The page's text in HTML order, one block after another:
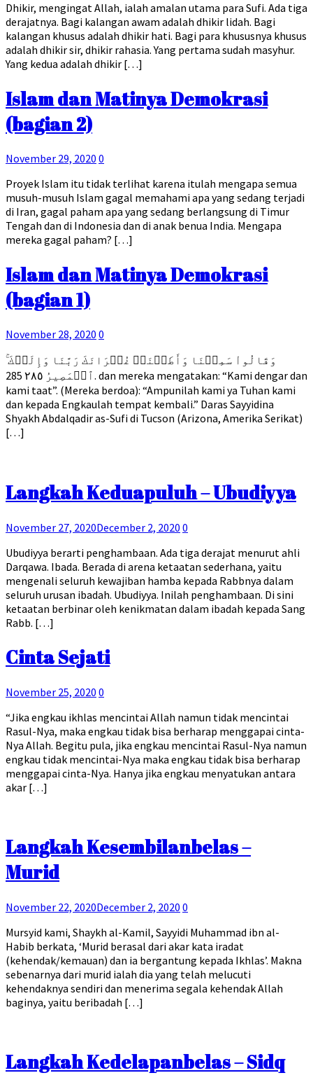
Dhikir, mengingat Allah, ialah amalan utama para Sufi. Ada tiga
derajatnya. Bagi kalangan awam adalah dhikir lidah. Bagi
kalangan khusus adalah dhikir hati. Bagi para khususnya khusus
adalah dhikir sir, dhikir rahasia. Yang pertama sudah masyhur.
Yang kedua adalah dhikir […]
Islam dan Matinya Demokrasi
(bagian 2)
November 29, 2020 0
Proyek Islam itu tidak terlihat karena itulah mengapa semua
musuh-musuh Islam gagal memahami apa yang sedang terjadi
di Iran, gagal paham apa yang sedang berlangsung di Timur
Tengah dan di Indonesia dan di anak benua India. Mengapa
mereka gagal paham? […]
Islam dan Matinya Demokrasi
(bagian 1)
November 28, 2020 0
ۚ وَقَالُواْ سَمِعۡنَا وَأَطَعۡنَاۖ غُفۡرَانَكَ رَبَّنَا وَإِلَيۡكَ
ٱلۡمَصِيرُ ٢٨٥ 285. dan mereka mengatakan: “Kami dengar dan
kami taat”. (Mereka berdoa): “Ampunilah kami ya Tuhan kami
dan kepada Engkaulah tempat kembali.” Daras Sayyidina
Shyakh Abdalqadir as-Sufi di Tucson (Arizona, Amerika Serikat)
[…]
Langkah Keduapuluh – Ubudiyya
November 27, 2020December 2, 2020 0
Ubudiyya berarti penghambaan. Ada tiga derajat menurut ahli
Darqawa. Ibada. Berada di arena ketaatan sederhana, yaitu
mengenali seluruh kewajiban hamba kepada Rabbnya dalam
seluruh urusan ibadah. Ubudiyya. Inilah penghambaan. Di sini
ketaatan berbinar oleh kenikmatan dalam ibadah kepada Sang
Rabb. […]
Cinta Sejati
November 25, 2020 0
“Jika engkau ikhlas mencintai Allah namun tidak mencintai
Rasul-Nya, maka engkau tidak bisa berharap menggapai cinta-
Nya Allah. Begitu pula, jika engkau mencintai Rasul-Nya namun
engkau tidak mencintai-Nya maka engkau tidak bisa berharap
menggapai cinta-Nya. Hanya jika engkau menyatukan antara
akar […]
Langkah Kesembilanbelas –
Murid
November 22, 2020December 2, 2020 0
Mursyid kami, Shaykh al-Kamil, Sayyidi Muhammad ibn al-
Habib berkata, ‘Murid berasal dari akar kata iradat
(kehendak/kemauan) dan ia bergantung kepada Ikhlas’. Makna
sebenarnya dari murid ialah dia yang telah melucuti
kehendaknya sendiri dan menerima segala kehendak Allah
baginya, yaitu beribadah […]
Langkah Kedelapanbelas – Sidq